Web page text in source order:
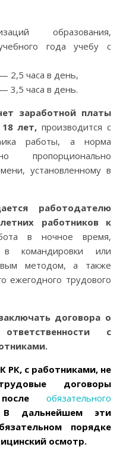
образования,
года учебу с
2,5 часа в день,
3,5 часа в день.
заработной платы
18 лет,производится с
работы, а норма
пропорционально
установленному в
работодателю
работников к
в ночное время,
в командировки или
методом, а также
ежегодного трудового
договора о
с
РК, с работниками, не
договоры
после обязательного
дальнейшем эти
порядке
осмотр.